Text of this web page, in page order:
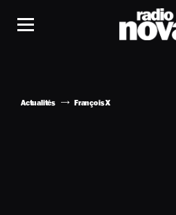
Actualités François X